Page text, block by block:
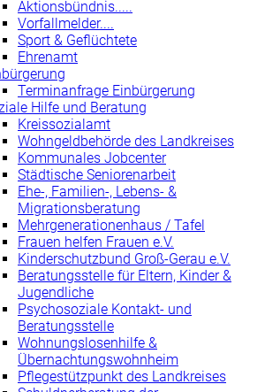
Aktionsbündnis.....
Vorfallmelder....
Sport & Geflüchtete
Ehrenamt
Terminanfrage Einbürgerung
Hilfe und Beratung
Kreissozialamt
Wohngeldbehörde des Landkreises
Kommunales Jobcenter
Städtische Seniorenarbeit
Ehe-, Familien-, Lebens- &
Migrationsberatung
Mehrgenerationenhaus / Tafel
Frauen helfen Frauen e.V.
Kinderschutzbund Groß-Gerau e.V.
Beratungsstelle für Eltern, Kinder &
Jugendliche
Psychosoziale Kontakt- und
Beratungsstelle
Wohnungslosenhilfe &
Übernachtungswohnheim
Pflegestützpunkt des Landkreises